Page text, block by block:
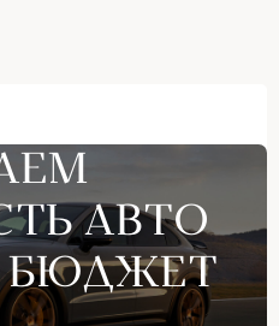
АВТО